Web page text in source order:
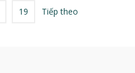
19 Tiếp theo